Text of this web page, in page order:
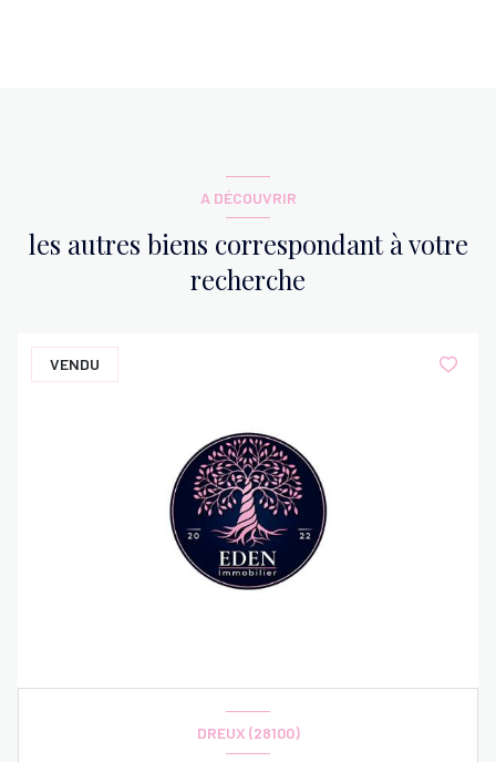
A DÉCOUVRIR
les autres biens correspondant à votre
recherche
VENDU
DREUX (28100)